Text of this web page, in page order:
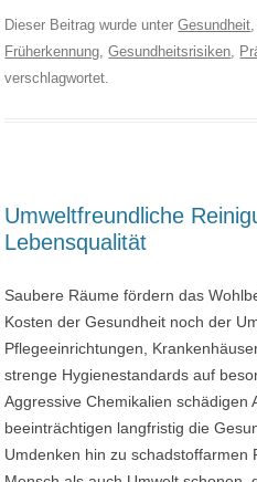
Dieser Beitrag wurde unterGesundheit
Früherkennung,Gesundheitsrisiken,
verschlagwortet.
Umweltfreundliche
Lebensqualität
Saubere Räume fördern das
Kosten der Gesundheit noch der
Pflegeeinrichtungen,
strenge Hygienestandards auf
Aggressive Chemikalien schädigen
beeinträchtigen langfristig die
Umdenken hin zu schadstoffarmen